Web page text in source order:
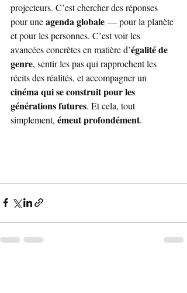
projecteurs. C’est chercher des réponses
pour une agenda globale — pour la planète
et pour les personnes. C’est voir les
avancées concrètes en matière d’égalité de
genre, sentir les pas qui rapprochent les
récits des réalités, et accompagner un
cinéma qui se construit pour les
générations futures. Et cela, tout
simplement, émeut profondément.